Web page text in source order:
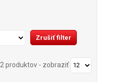
2 produktov - zobraziť